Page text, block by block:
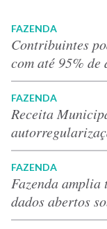
FAZENDA
Contribuintes
com até 95%
FAZENDA
Receita
FAZENDA
Fazenda
dados abertos